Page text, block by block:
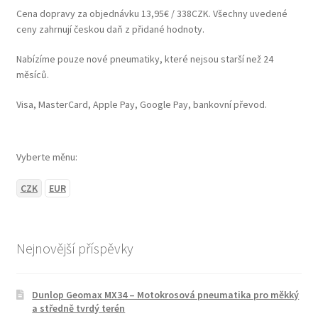
Cena dopravy za objednávku 13,95€ / 338CZK. Všechny uvedené
ceny zahrnují českou daň z přidané hodnoty.
Nabízíme pouze nové pneumatiky, které nejsou starší než 24
měsíců.
Visa, MasterCard, Apple Pay, Google Pay, bankovní převod.
Vyberte měnu:
CZK EUR
Nejnovější příspěvky
Dunlop Geomax MX34 – Motokrosová pneumatika pro měkký
a středně tvrdý terén